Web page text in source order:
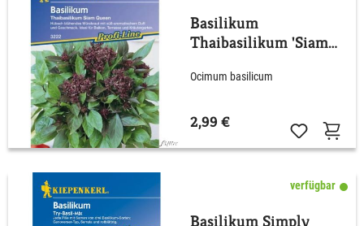
Basilikum
Thaibasilikum 'Siam
Ocimum basilicum
2,99 €
verfügbar
Basilikum Simply